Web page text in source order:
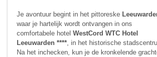
Je avontuur begint in het pittoreske
waar je hartelijk wordt ontvangen in ons
comfortabele hotelWestCord WTC Hotel
Leeuwarden ****, in het historische
Na het inchecken, kun je de kronkelende